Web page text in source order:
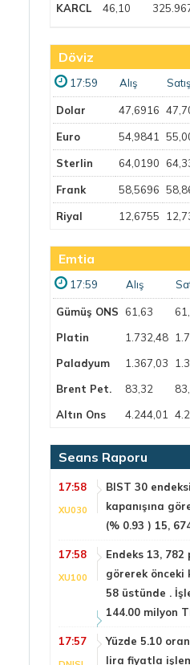
KARCL 46,10
Döviz
17:59 Alış Satış
Dolar 47,6916
Euro 54,9841
Sterlin 64,0190
Frank 58,5696
Riyal 12,6755
Emtia
17:59 Alış
Gümüş ONS 61,63
Platin
1.732,48
Paladyum
1.367,03
Brent Pet.
83,32
Altın Ons
4.244,01
Seans Raporu
17:58
XU030
BIST 30
kapanışına
(% 0.93 ) 15,
17:58
XU100
Endeks 13,
görerek önceki
58 üstünde .
144.00 milyon
17:57
Yüzde 5.10
lira fiyatla